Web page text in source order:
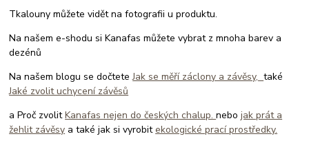
Tkalouny můžete vidět na fotografii u produktu.
Na našem e-shodu si Kanafas můžete vybrat z mnoha barev a
dezénů
Na našem blogu se dočteteJak se měří záclony a závěsy,také
Jaké zvolit uchycení závěsů
a Proč zvolitKanafas nejen do českých chalup.nebojak prát a
žehlit závěsy a také jak si vyrobitekologické prací prostředky.